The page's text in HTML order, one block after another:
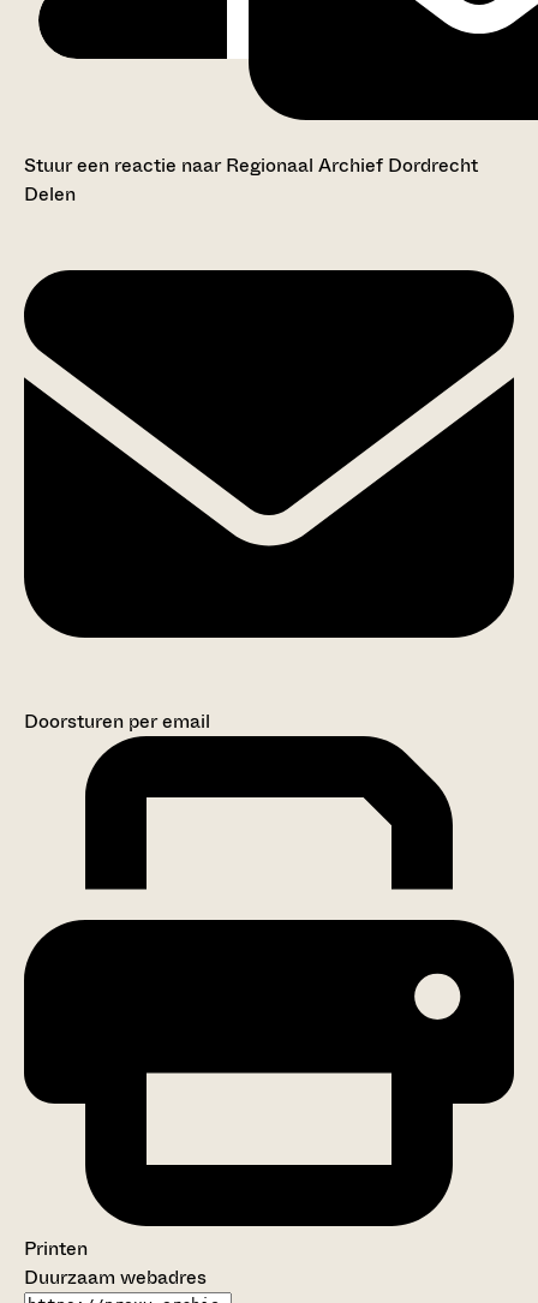
Stuur een reactie naar Regionaal Archief Dordrecht
Delen
Doorsturen per email
Printen
Duurzaam webadres